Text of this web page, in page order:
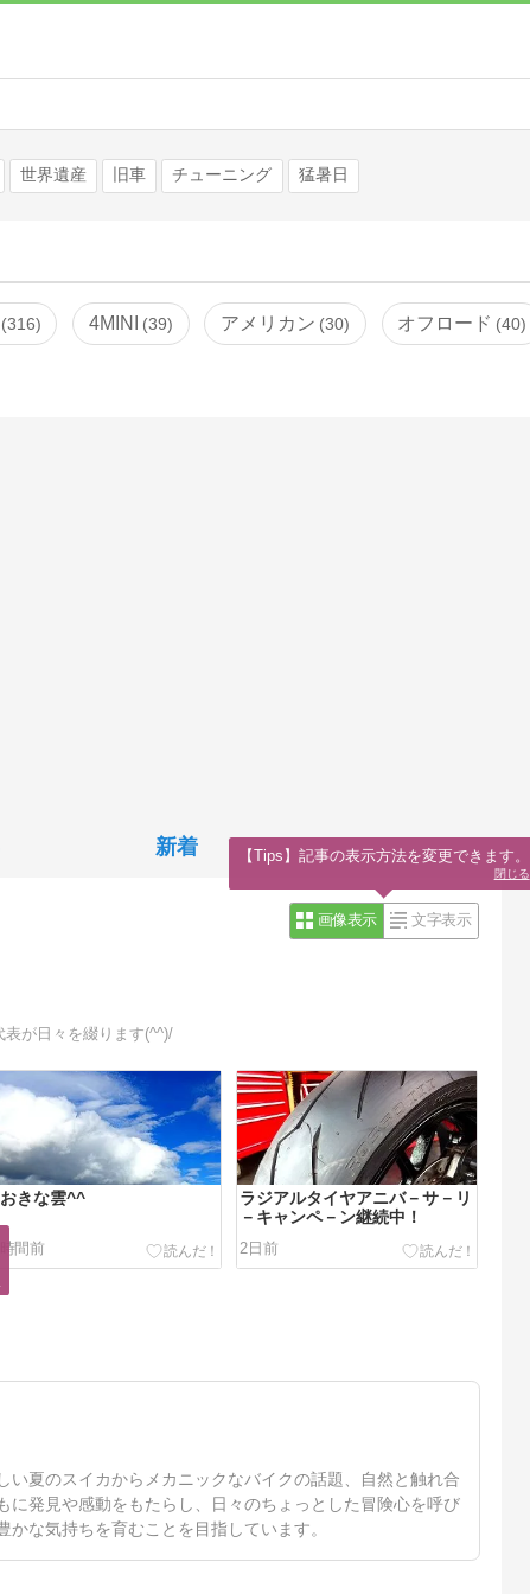
世界遺産 旧車 チューニング 猛暑日
316 4MINI 39 アメリカン 30 オフロード 40
新着
画像表示 文字表示
が日々を綴ります(^^)/
きな雲^^
間前
ラジアルタイヤアニバ－サ－リ
－キャンペ－ン継続中！
2日前
夏のスイカからメカニックなバイクの話題、自然と触れ合
発見や感動をもたらし、日々のちょっとした冒険心を呼び
な気持ちを育むことを目指しています。
【Tips】記事の表示方法を変更できます。
閉じる